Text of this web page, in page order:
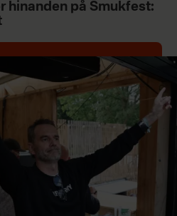
hinanden på Smukfest: